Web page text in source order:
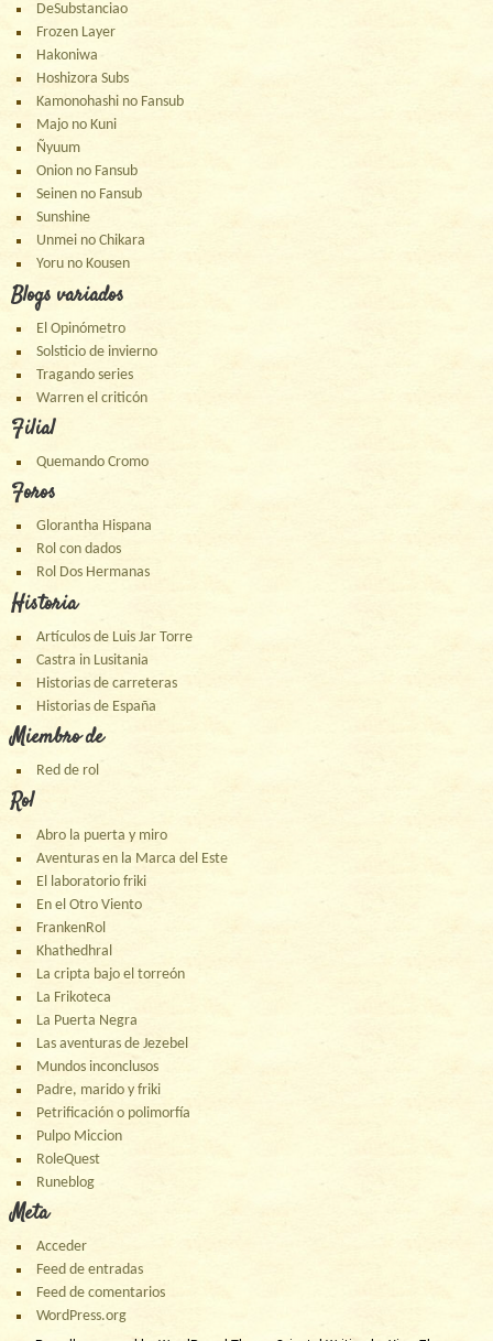
DeSubstanciao
Frozen Layer
Hakoniwa
Hoshizora Subs
Kamonohashi no Fansub
Majo no Kuni
Ñyuum
Onion no Fansub
Seinen no Fansub
Sunshine
Unmei no Chikara
Yoru no Kousen
Blogs variados
El Opinómetro
Solsticio de invierno
Tragando series
Warren el criticón
Filial
Quemando Cromo
Foros
Glorantha Hispana
Rol con dados
Rol Dos Hermanas
Historia
Artículos de Luis Jar Torre
Castra in Lusitania
Historias de carreteras
Historias de España
Miembro de
Red de rol
Rol
Abro la puerta y miro
Aventuras en la Marca del Este
El laboratorio friki
En el Otro Viento
FrankenRol
Khathedhral
La cripta bajo el torreón
La Frikoteca
La Puerta Negra
Las aventuras de Jezebel
Mundos inconclusos
Padre, marido y friki
Petrificación o polimorfía
Pulpo Miccion
RoleQuest
Runeblog
Meta
Acceder
Feed de entradas
Feed de comentarios
WordPress.org